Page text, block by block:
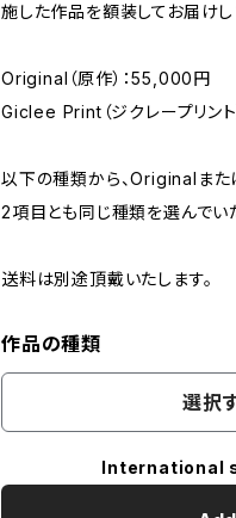
施した作品を額装してお届けし
Original（原作）：55,000円
Giclee Print（ジクレープリン
以下の種類から、Originalまた
2項目とも同じ種類を選んでい
送料は別途頂戴いたします。
作品の種類
選択
International